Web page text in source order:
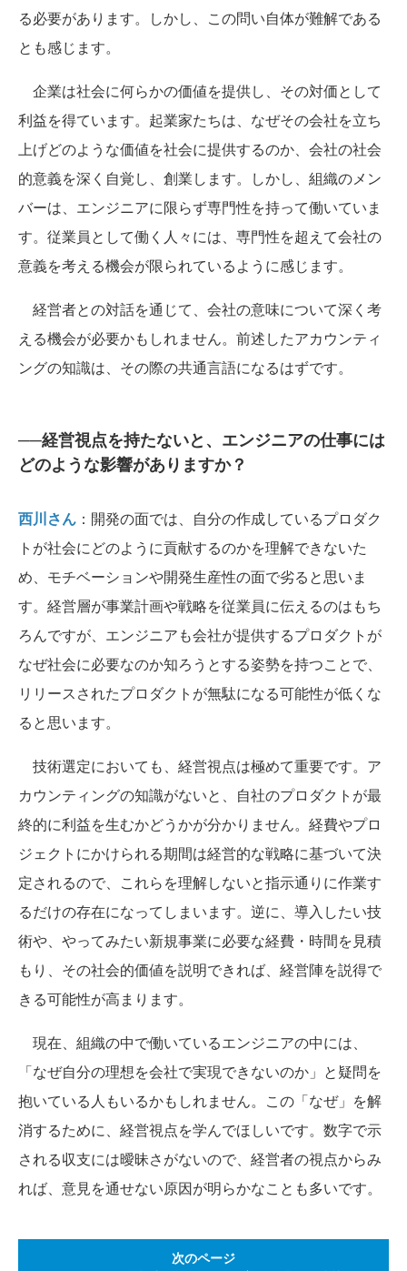
る必要があります。しかし、この問い自体が難解である
とも感じます。
企業は社会に何らかの価値を提供し、その対価として
利益を得ています。起業家たちは、なぜその会社を立ち
上げどのような価値を社会に提供するのか、会社の社会
的意義を深く自覚し、創業します。しかし、組織のメン
バーは、エンジニアに限らず専門性を持って働いていま
す。従業員として働く人々には、専門性を超えて会社の
意義を考える機会が限られているように感じます。
経営者との対話を通じて、会社の意味について深く考
える機会が必要かもしれません。前述したアカウンティ
ングの知識は、その際の共通言語になるはずです。
──経営視点を持たないと、エンジニアの仕事には
どのような影響がありますか？
西川さん ：開発の面では、自分の作成しているプロダク
トが社会にどのように貢献するのかを理解できないた
め、モチベーションや開発生産性の面で劣ると思いま
す。経営層が事業計画や戦略を従業員に伝えるのはもち
ろんですが、エンジニアも会社が提供するプロダクトが
なぜ社会に必要なのか知ろうとする姿勢を持つことで、
リリースされたプロダクトが無駄になる可能性が低くな
ると思います。
技術選定においても、経営視点は極めて重要です。ア
カウンティングの知識がないと、自社のプロダクトが最
終的に利益を生むかどうかが分かりません。経費やプロ
ジェクトにかけられる期間は経営的な戦略に基づいて決
定されるので、これらを理解しないと指示通りに作業す
るだけの存在になってしまいます。逆に、導入したい技
術や、やってみたい新規事業に必要な経費・時間を見積
もり、その社会的価値を説明できれば、経営陣を説得で
きる可能性が高まります。
現在、組織の中で働いているエンジニアの中には、
「なぜ自分の理想を会社で実現できないのか」と疑問を
抱いている人もいるかもしれません。この「なぜ」を解
消するために、経営視点を学んでほしいです。数字で示
される収支には曖昧さがないので、経営者の視点からみ
れば、意見を通せない原因が明らかなことも多いです。
次のページ